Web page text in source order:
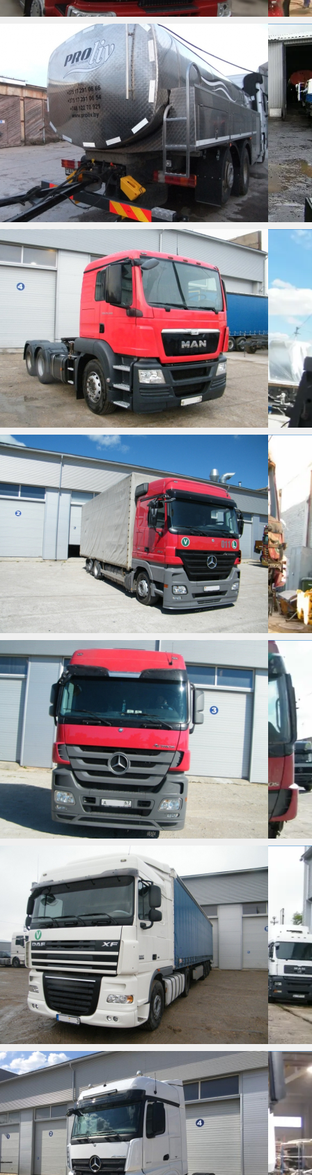
AUTOCISTENA SOMER
MAN 18.480
MB ACTROS 2541
MB ACTROS 2541
DAF XF 105.410
MB ACTROS 1845